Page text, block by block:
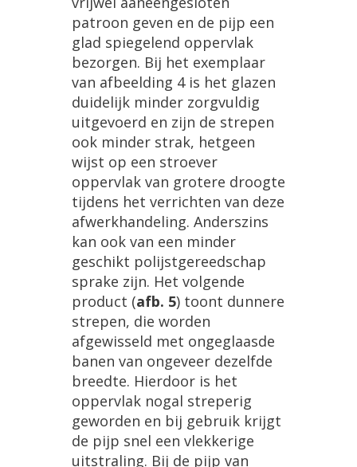
patroon geven en de pijp een
glad spiegelend oppervlak
bezorgen. Bij het exemplaar
van afbeelding 4 is het glazen
duidelijk minder zorgvuldig
uitgevoerd en zijn de strepen
ook minder strak, hetgeen
wijst op een stroever
oppervlak van grotere droogte
tijdens het verrichten van deze
afwerkhandeling. Anderszins
kan ook van een minder
geschikt polijstgereedschap
sprake zijn. Het volgende
product (afb. 5) toont dunnere
strepen, die worden
afgewisseld met ongeglaasde
banen van ongeveer dezelfde
breedte. Hierdoor is het
oppervlak nogal streperig
geworden en bij gebruik krijgt
de pijp snel een vlekkerige
uitstraling. Bij de pijp van